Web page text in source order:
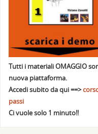
Tutti i materiali OMAGGIO
nuova piattaforma.
Accedi subito da qui ==>
passi
Ci vuole solo 1 minuto!!